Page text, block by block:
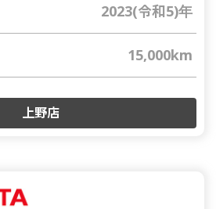
2023(令和5)年
15,000km
上野店